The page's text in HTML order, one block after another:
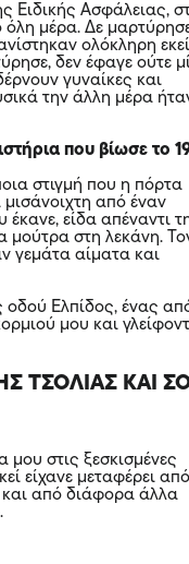
Ειδικής Ασφάλειας,
μέρα. Δε
ολόκληρη
δεν έφαγε ούτε
γυναίκες και
την άλλη μέρα
που βίωσε το
στιγμή που η πόρτα
μισάνοιχτη από έναν
είδα απέναντι
μούτρα στη λεκάνη.
γεμάτα αίματα και
Ελπίδος, ένας
μου και
ΤΣΟΛΙΑΣ ΚΑΙ
στις ξεσκισμένες
είχανε μεταφέρει από
και από διάφορα άλλα